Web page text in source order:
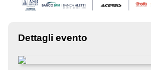
Dettagli evento